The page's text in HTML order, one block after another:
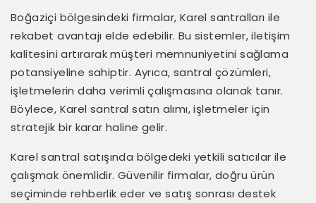
Boğaziçi bölgesindeki firmalar, Karel santralları ile
rekabet avantajı elde edebilir. Bu sistemler, iletişim
kalitesini artırarak müşteri memnuniyetini sağlama
potansiyeline sahiptir. Ayrıca, santral çözümleri,
işletmelerin daha verimli çalışmasına olanak tanır.
Böylece, Karel santral satın alımı, işletmeler için
stratejik bir karar haline gelir.
Karel santral satışında bölgedeki yetkili satıcılar ile
çalışmak önemlidir. Güvenilir firmalar, doğru ürün
seçiminde rehberlik eder ve satış sonrası destek